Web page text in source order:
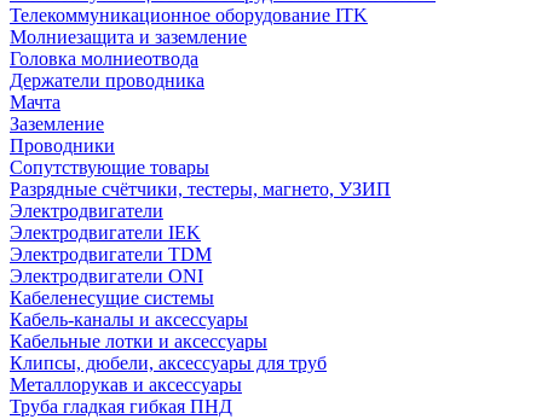
Телекоммуникационное оборудование ITK
Молниезащита и заземление
Головка молниеотвода
Держатели проводника
Мачта
Заземление
Проводники
Сопутствующие товары
Разрядные счётчики, тестеры, магнето, УЗИП
Электродвигатели
Электродвигатели IEK
Электродвигатели TDM
Электродвигатели ONI
Кабеленесущие системы
Кабель-каналы и аксессуары
Кабельные лотки и аксессуары
Клипсы, дюбели, аксессуары для труб
Металлорукав и аксессуары
Труба гладкая гибкая ПНД